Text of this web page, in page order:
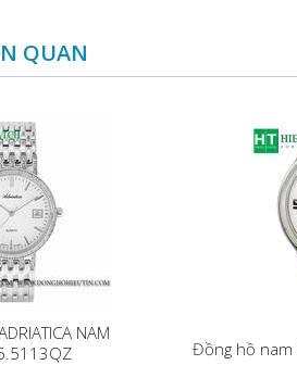
QUAN
NAM
Đồng hồ nam